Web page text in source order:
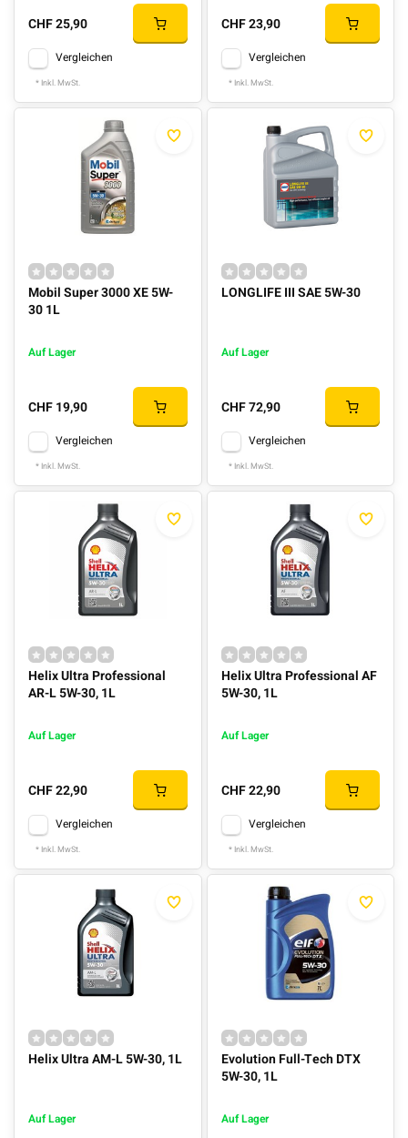
CHF 25,90
Vergleichen
* Inkl. MwSt.
CHF 23,90
Vergleichen
* Inkl. MwSt.
Mobil Super 3000 XE 5W-
30 1L
Auf Lager
CHF 19,90
Vergleichen
* Inkl. MwSt.
LONGLIFE III SAE 5W-30
Auf Lager
CHF 72,90
Vergleichen
* Inkl. MwSt.
Helix Ultra Professional
AR-L 5W-30, 1L
Auf Lager
CHF 22,90
Vergleichen
* Inkl. MwSt.
Helix Ultra Professional AF
5W-30, 1L
Auf Lager
CHF 22,90
Vergleichen
* Inkl. MwSt.
Helix Ultra AM-L 5W-30, 1L
Auf Lager
Evolution Full-Tech DTX
5W-30, 1L
Auf Lager